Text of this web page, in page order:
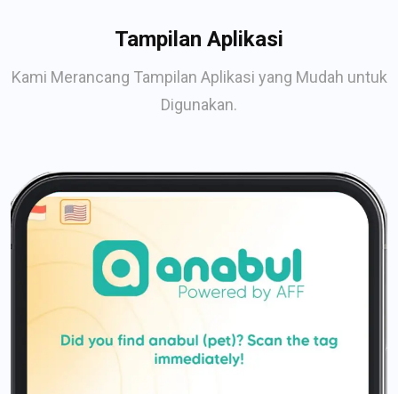
Tampilan Aplikasi
Kami Merancang Tampilan Aplikasi yang Mudah untuk
Digunakan.